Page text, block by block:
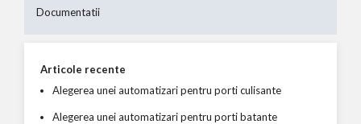
Documentatii
Articole recente
Alegerea unei automatizari pentru porti culisante
Alegerea unei automatizari pentru porti batante